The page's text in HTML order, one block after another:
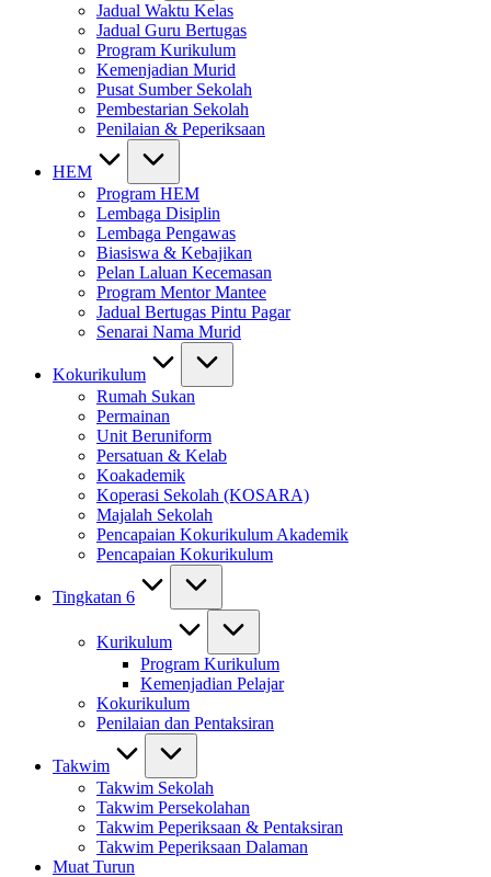
Jadual Waktu Kelas
Jadual Guru Bertugas
Program Kurikulum
Kemenjadian Murid
Pusat Sumber Sekolah
Pembestarian Sekolah
Penilaian & Peperiksaan
HEM
Program HEM
Lembaga Disiplin
Lembaga Pengawas
Biasiswa & Kebajikan
Pelan Laluan Kecemasan
Program Mentor Mantee
Jadual Bertugas Pintu Pagar
Senarai Nama Murid
Kokurikulum
Rumah Sukan
Permainan
Unit Beruniform
Persatuan & Kelab
Koakademik
Koperasi Sekolah (KOSARA)
Majalah Sekolah
Pencapaian Kokurikulum Akademik
Pencapaian Kokurikulum
Tingkatan 6
Kurikulum
Program Kurikulum
Kemenjadian Pelajar
Kokurikulum
Penilaian dan Pentaksiran
Takwim
Takwim Sekolah
Takwim Persekolahan
Takwim Peperiksaan & Pentaksiran
Takwim Peperiksaan Dalaman
Muat Turun